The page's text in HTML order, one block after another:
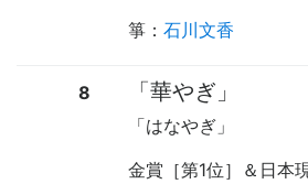
箏 ： 石川文香
8 「華やぎ」
「はなやぎ」
金賞［第1位］＆日本